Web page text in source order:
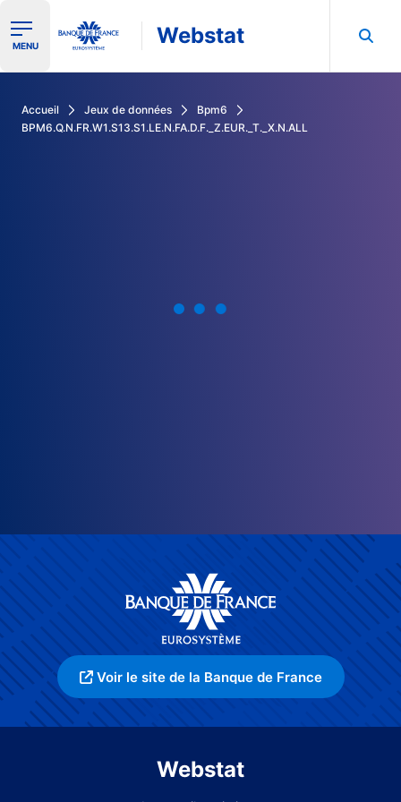
Ouvrir le menu de navigation
MENU Webstat
Accueil Jeux de données
Bpm6
BPM6.Q.N.FR.W1.S13.S1.LE.N.FA.D.F._Z.EUR._T._X.N.ALL
Voir le site de la Banque de France
Webstat